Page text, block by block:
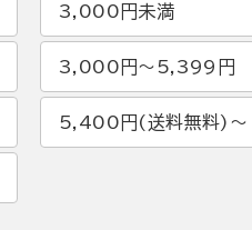
3,000円未満
3,000円〜5,399円
5,400円(送料無料)〜